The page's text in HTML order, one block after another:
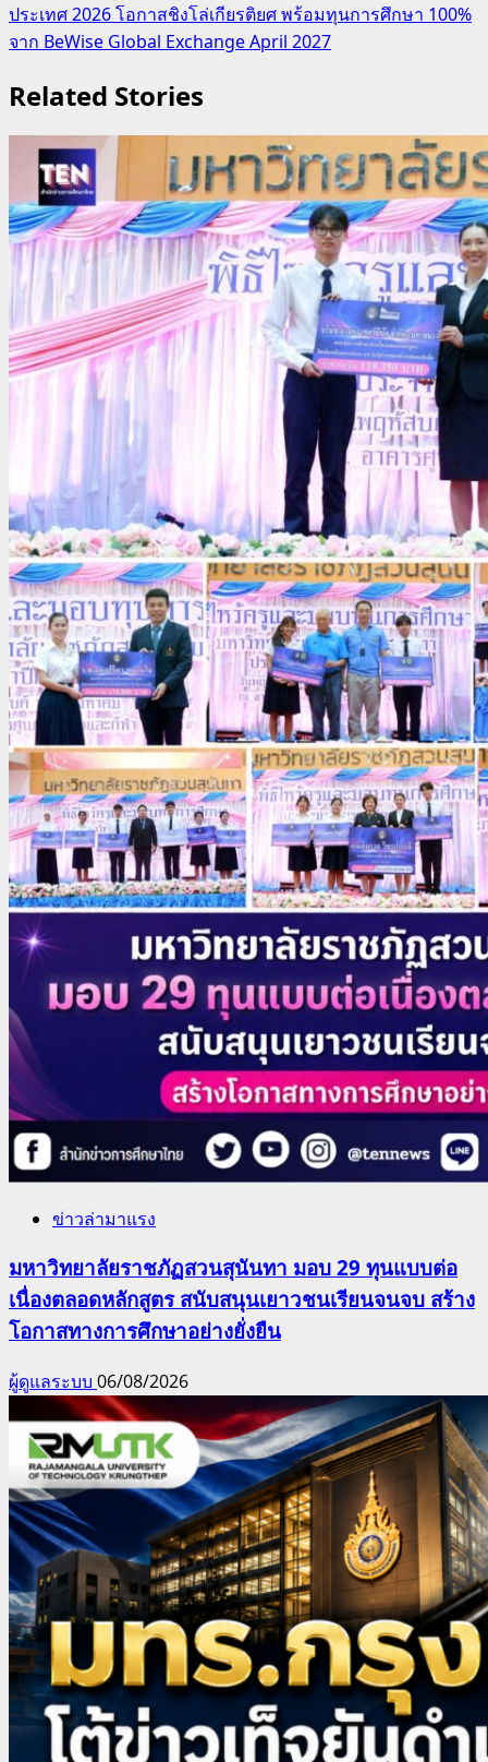
ประเทศ 2026 โอกาสชิงโล่เกียรติยศ พร้อมทุนการศึกษา 100%
จาก BeWise Global Exchange April 2027
Related Stories
ข่าวล่ามาแรง
มหาวิทยาลัยราชภัฏสวนสุนันทา มอบ 29 ทุนแบบต่อ
เนื่องตลอดหลักสูตร สนับสนุนเยาวชนเรียนจนจบ สร้าง
โอกาสทางการศึกษาอย่างยั่งยืน
ผู้ดูแลระบบ 06/08/2026